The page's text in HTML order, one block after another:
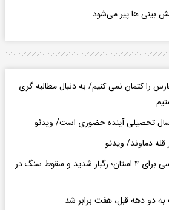
بینی ها پیر می‌شود
را کتمان نمی کنیم/ به دنبال مطالبه گری
تحصیلی آینده حضوری است/ ویدئو
دماوند/ ویدئو
هشدار نارنجی هواشناسی برای ۴ استان؛ رگبار شدید و سقوط سنگ در
دو دهه قبل، هفت برابر شد